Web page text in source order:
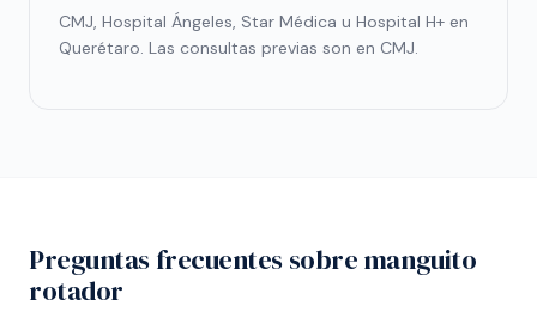
CMJ, Hospital Ángeles, Star Médica u Hospital H+ en
Querétaro. Las consultas previas son en CMJ.
Preguntas frecuentes sobre manguito
rotador